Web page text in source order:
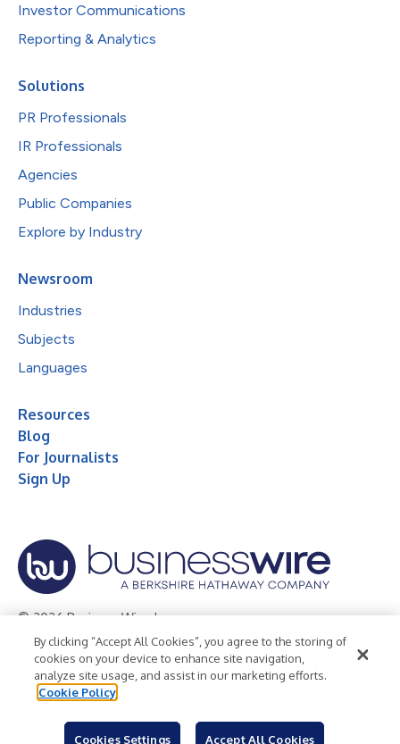
Investor Communications
Reporting & Analytics
Solutions
PR Professionals
IR Professionals
Agencies
Public Companies
Explore by Industry
Newsroom
Industries
Subjects
Languages
Resources
Blog
For Journalists
Sign Up
© 2026 Business Wire, Inc.
Privacy Policy Cookie Policy
Accessibility Statement
Terms of Use
Legal
By clicking “Accept All Cookies”, you agree to the storing of
cookies on your device to enhance site navigation,
analyze site usage, and assist in our marketing efforts.
Cookie Policy
Cookies Settings Accept All Cookies